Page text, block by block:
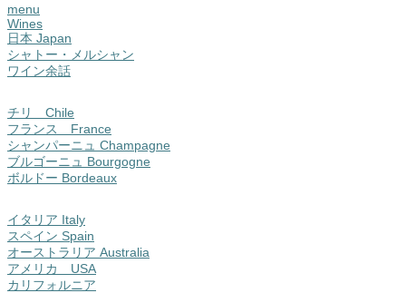
menu
Wines
日本 Japan
シャトー・メルシャン
ワイン余話
チリ Chile
フランス France
シャンパーニュ Champagne
ブルゴーニュ Bourgogne
ボルドー Bordeaux
イタリア Italy
スペイン Spain
オーストラリア Australia
アメリカ USA
カリフォルニア